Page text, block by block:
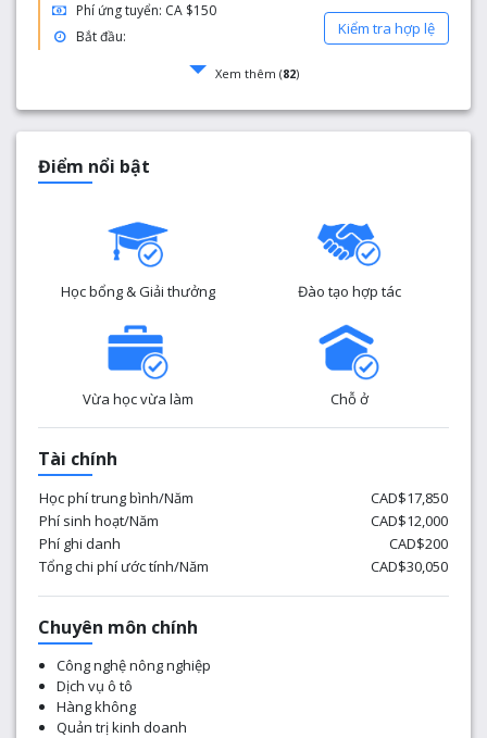
Phí ứng tuyển: CA $150
Bắt đầu:
Kiểm tra hợp lệ
Xem thêm (82)
Điểm nổi bật
Học bổng & Giải thưởng Đào tạo hợp tác
Vừa học vừa làm Chỗ ở
Tài chính
Học phí trung bình/Năm
CAD$17,850
Phí sinh hoạt/Năm
CAD$12,000
Phí ghi danh
CAD$200
Tổng chi phí ước tính/Năm
CAD$30,050
Chuyên môn chính
Công nghệ nông nghiệp
Dịch vụ ô tô
Hàng không
Quản trị kinh doanh